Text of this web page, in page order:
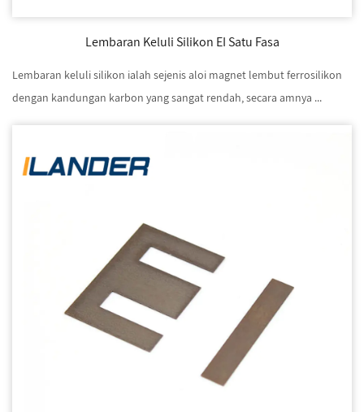
Lembaran Keluli Silikon EI Satu Fasa
Lembaran keluli silikon ialah sejenis aloi magnet lembut ferrosilikon
dengan kandungan karbon yang sangat rendah, secara amnya ...